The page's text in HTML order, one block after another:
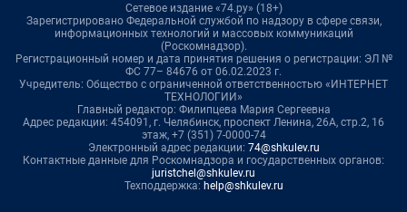
Сетевое издание «74.ру» (18+)
Зарегистрировано Федеральной службой по надзору в сфере связи,
информационных технологий и массовых коммуникаций
(Роскомнадзор).
Регистрационный номер и дата принятия решения о регистрации: ЭЛ №
ФС 77– 84676 от 06.02.2023 г.
Учредитель: Общество с ограниченной ответственностью «ИНТЕРНЕТ
ТЕХНОЛОГИИ»
Главный редактор: Филипцева Мария Сергеевна
Адрес редакции: 454091, г. Челябинск, проспект Ленина, 26А, стр.2, 16
этаж, +7 (351) 7-0000-74
Электронный адрес редакции: 74@shkulev.ru
Контактные данные для Роскомнадзора и государственных органов:
juristchel@shkulev.ru
Техподдержка: help@shkulev.ru